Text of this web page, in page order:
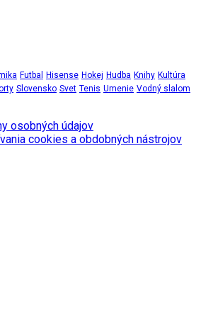
Futbal Hisense Hokej Hudba Knihy Kultúra
Slovensko Svet Tenis Umenie Vodný slalom
osobných údajov
cookies a obdobných nástrojov